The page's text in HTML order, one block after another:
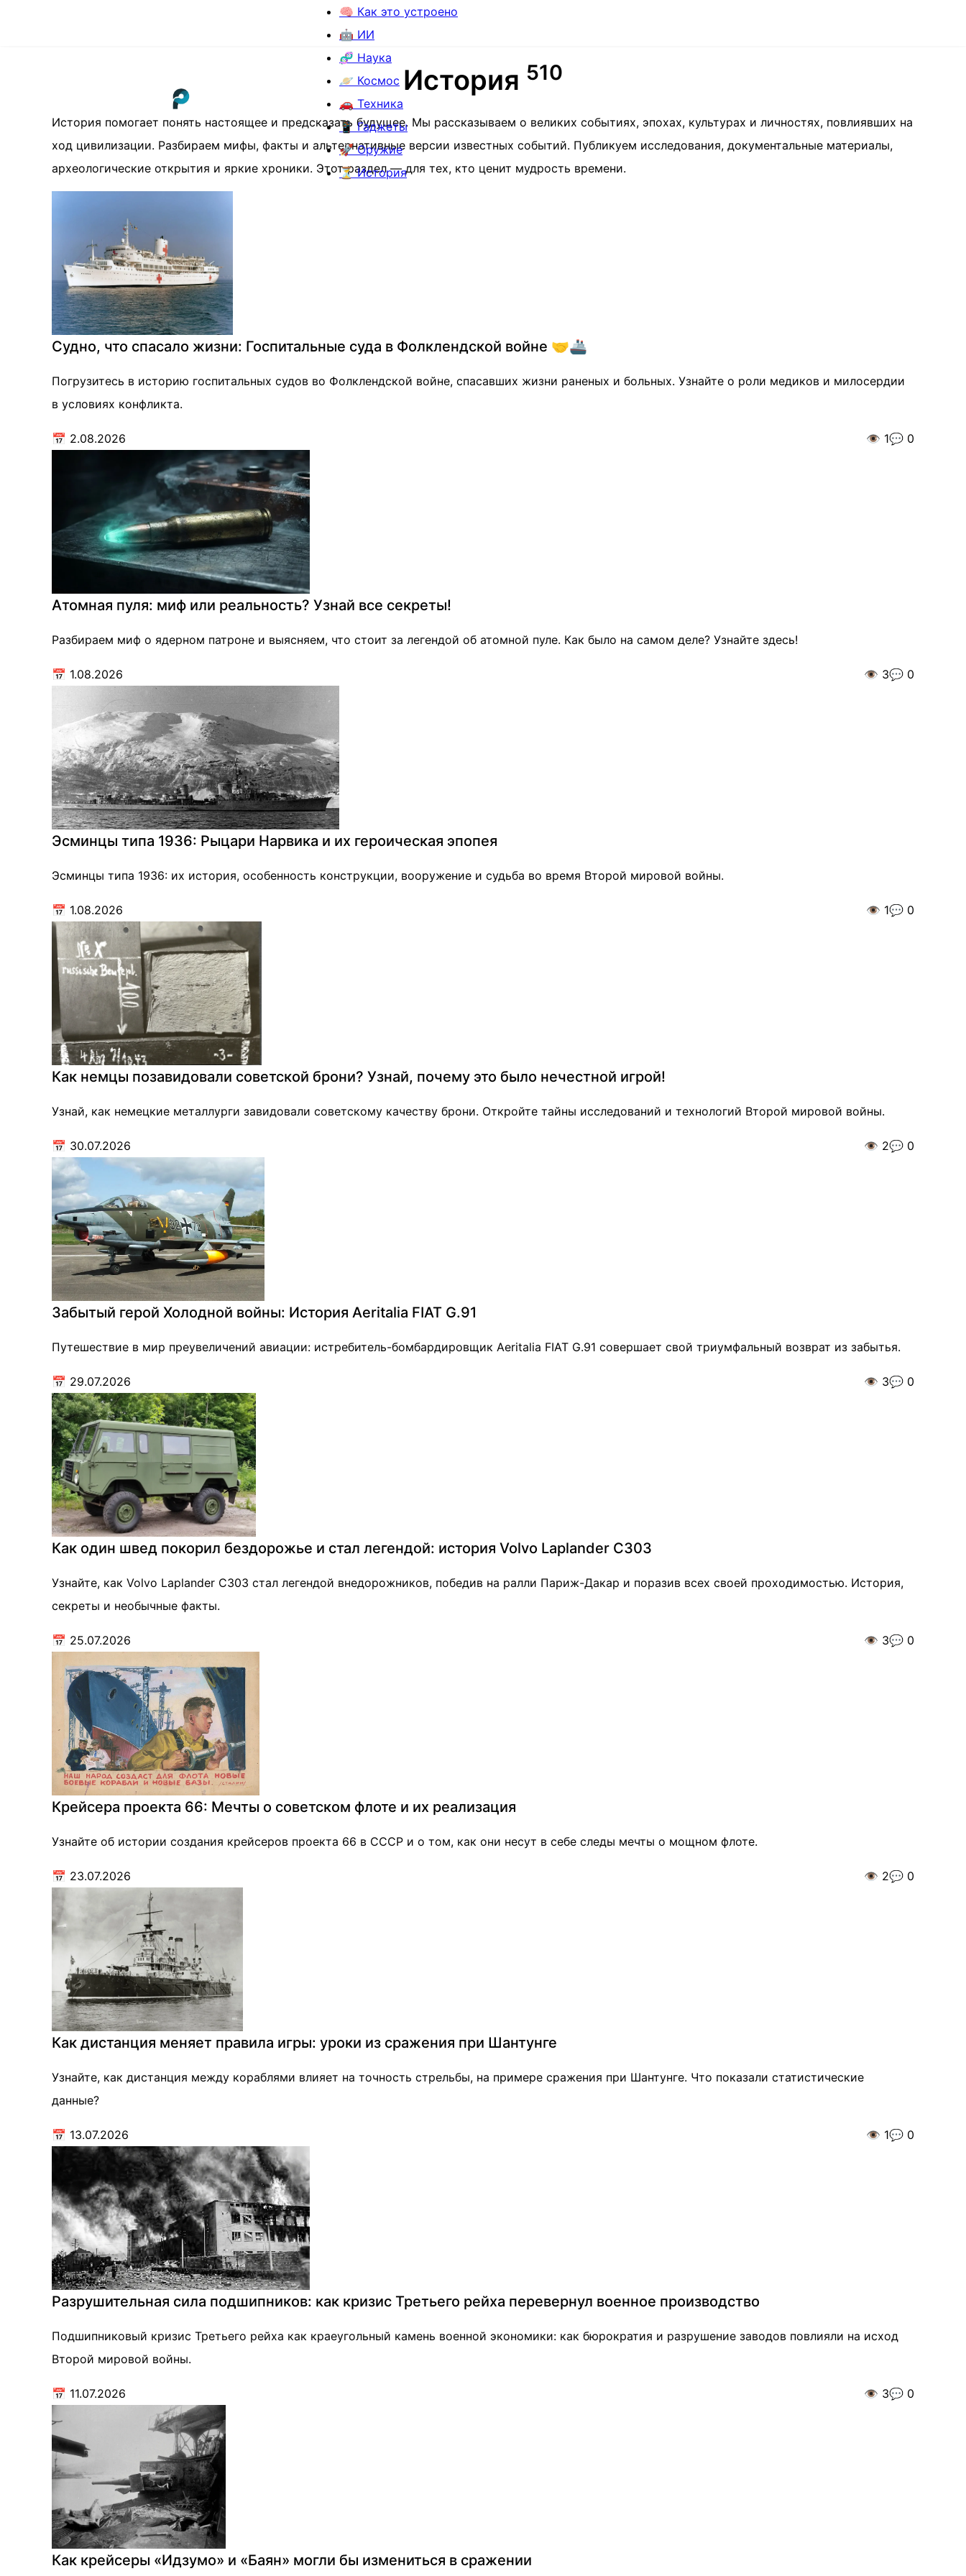
🧠 Как это устроено
🤖 ИИ
🧬 Наука
🪐 Космос
🚗 Техника
📱 Гаджеты
🚀 Оружие
⏳ История
История 510
История помогает понять настоящее и предсказать будущее. Мы рассказываем о великих событиях, эпохах, культурах и личностях, повлиявших на
ход цивилизации. Разбираем мифы, факты и альтернативные версии известных событий. Публикуем исследования, документальные материалы,
археологические открытия и яркие хроники. Этот раздел — для тех, кто ценит мудрость времени.
Судно, что спасало жизни: Госпитальные суда в Фолклендской войне 🤝🚢
Погрузитесь в историю госпитальных судов во Фолклендской войне, спасавших жизни раненых и больных. Узнайте о роли медиков и милосердии
в условиях конфликта.
📅 2.08.2026 👁️ 1💬 0
Атомная пуля: миф или реальность? Узнай все секреты!
Разбираем миф о ядерном патроне и выясняем, что стоит за легендой об атомной пуле. Как было на самом деле? Узнайте здесь!
📅 1.08.2026 👁️ 3💬 0
Эсминцы типа 1936: Рыцари Нарвика и их героическая эпопея
Эсминцы типа 1936: их история, особенность конструкции, вооружение и судьба во время Второй мировой войны.
📅 1.08.2026 👁️ 1💬 0
Как немцы позавидовали советской брони? Узнай, почему это было нечестной игрой!
Узнай, как немецкие металлурги завидовали советскому качеству брони. Откройте тайны исследований и технологий Второй мировой войны.
📅 30.07.2026 👁️ 2💬 0
Забытый герой Холодной войны: История Aeritalia FIAT G.91
Путешествие в мир преувеличений авиации: истребитель-бомбардировщик Aeritalia FIAT G.91 совершает свой триумфальный возврат из забытья.
📅 29.07.2026 👁️ 3💬 0
Как один швед покорил бездорожье и стал легендой: история Volvo Laplander C303
Узнайте, как Volvo Laplander C303 стал легендой внедорожников, победив на ралли Париж-Дакар и поразив всех своей проходимостью. История,
секреты и необычные факты.
📅 25.07.2026 👁️ 3💬 0
Крейсера проекта 66: Мечты о советском флоте и их реализация
Узнайте об истории создания крейсеров проекта 66 в СССР и о том, как они несут в себе следы мечты о мощном флоте.
📅 23.07.2026 👁️ 2💬 0
Как дистанция меняет правила игры: уроки из сражения при Шантунге
Узнайте, как дистанция между кораблями влияет на точность стрельбы, на примере сражения при Шантунге. Что показали статистические
данные?
📅 13.07.2026 👁️ 1💬 0
Разрушительная сила подшипников: как кризис Третьего рейха перевернул военное производство
Подшипниковый кризис Третьего рейха как краеугольный камень военной экономики: как бюрократия и разрушение заводов повлияли на исход
Второй мировой войны.
📅 11.07.2026 👁️ 3💬 0
Как крейсеры «Идзумо» и «Баян» могли бы измениться в сражении